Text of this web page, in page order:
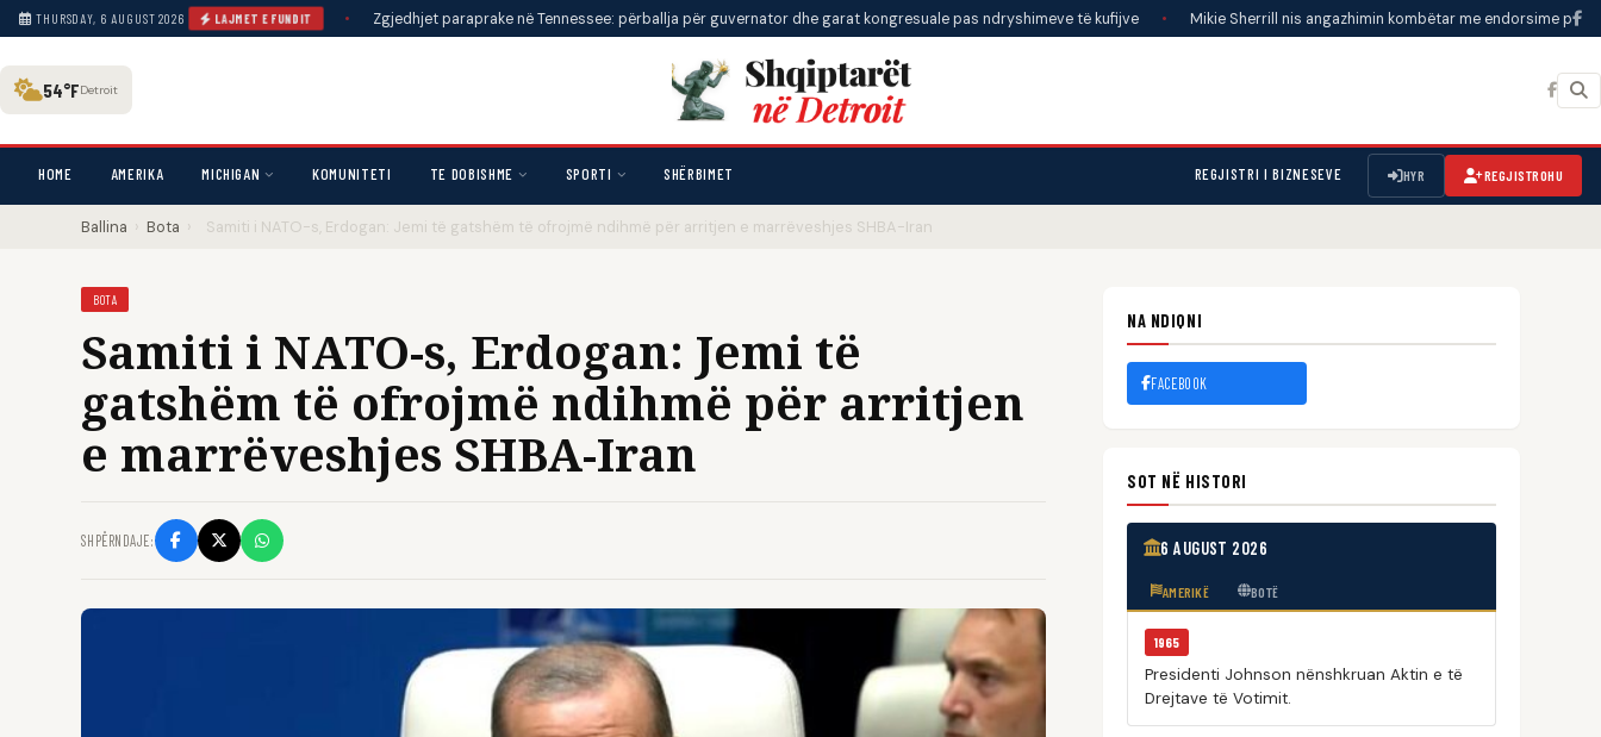
THURSDAY, 6 AUGUST 2026 LAJMET E FUNDIT
‘gain-of-function’ me Rand Paul • Zgjedhjet paraprake në Tennessee: përballja për guvernator dhe garat kongresuale pas ndryshimeve të kufijve • Mikie Sherrill nis angazhimin kombëtar me endorsime për
54°FDetroit
HOME AMERIKA MICHIGAN KOMUNITETI TE DOBISHME SPORTI SHËRBIMET REGJISTRI I BIZNESEVE HYR REGJISTROHU
Ballina › Bota › Samiti i NATO-s, Erdogan: Jemi të gatshëm të ofrojmë ndihmë për arritjen e marrëveshjes SHBA-Iran
BOTA
Samiti i NATO-s, Erdogan: Jemi të
gatshëm të ofrojmë ndihmë për arritjen
e marrëveshjes SHBA-Iran
SHPËRNDAJE:
NA NDIQNI
FACEBOOK
SOT NË HISTORI
6 AUGUST 2026
AMERIKË BOTË
1965
Presidenti Johnson nënshkruan Aktin e të
Drejtave të Votimit.